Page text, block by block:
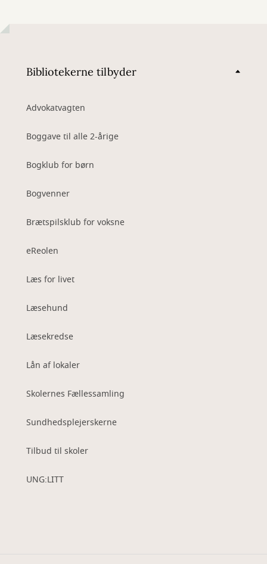
Bibliotekerne tilbyder
Advokatvagten
Boggave til alle 2-årige
Bogklub for børn
Bogvenner
Brætspilsklub for voksne
eReolen
Læs for livet
Læsehund
Læsekredse
Lån af lokaler
Skolernes Fællessamling
Sundhedsplejerskerne
Tilbud til skoler
UNG:LITT